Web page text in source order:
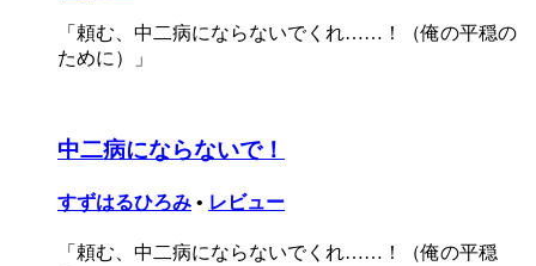
「頼む、中二病にならないでくれ……！（俺の平穏の
ために）」
中二病にならないで！
すずはるひろみ • レビュー
「頼む、中二病にならないでくれ……！（俺の平穏